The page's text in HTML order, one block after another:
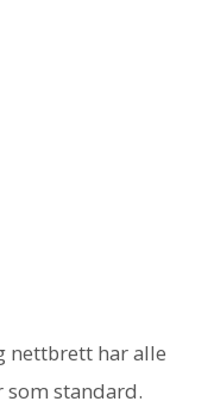
nettbrett har alle
som standard.